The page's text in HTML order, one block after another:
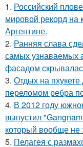
1. Российский
мировой рекорд на
Аргентине.
2. Ранняя слава
самых узнаваемых
фасадом
3. Отдых на
переломом ребра
4. В 2012 году
выпустил
который вообще не
5. Пелагея с